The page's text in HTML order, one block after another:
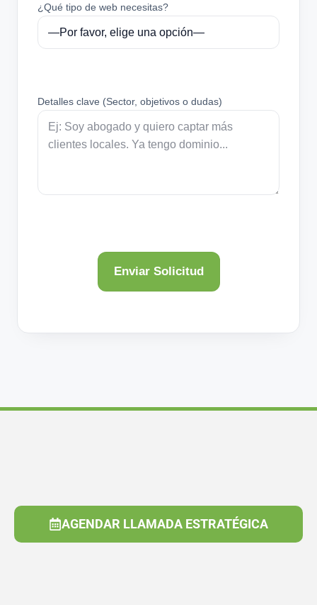
¿Qué tipo de web necesitas?
Detalles clave (Sector, objetivos o dudas)
AGENDAR LLAMADA ESTRATÉGICA